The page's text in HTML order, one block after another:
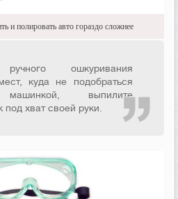
и полировать авто гораздо сложнее
ошкуривания
куда не подобраться
машинкой, выпилите
хват своей руки.